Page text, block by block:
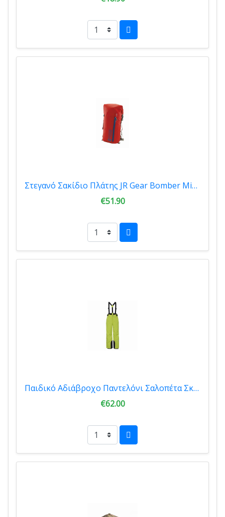
Στεγανό Σακίδιο Πλάτης JR Gear Bomber Mini 20Lt Red 12740
€51.90
Παιδικό Αδιάβροχο Παντελόνι Σαλοπέτα Σκι Icepeak JR Carter Yellow 51006564I-505
€62.00